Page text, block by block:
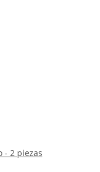
- 2 piezas